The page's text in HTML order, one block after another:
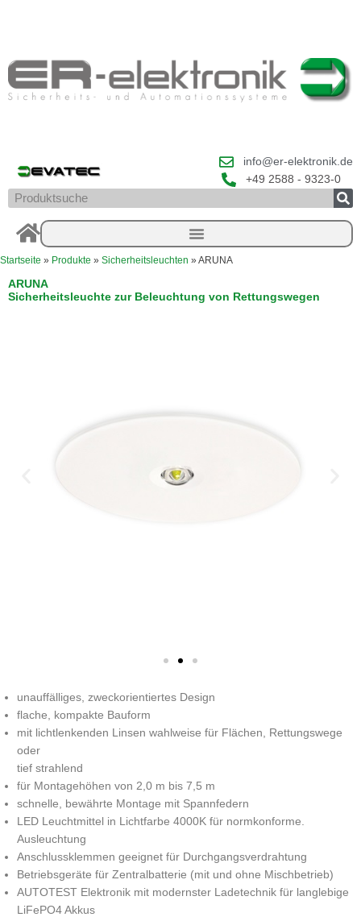
info@er-elektronik.de
+49 2588 - 9323-0
Suche
Startseite » Produkte » Sicherheitsleuchten » ARUNA
unauffälliges, zweckorientiertes Design
flache, kompakte Bauform
mit lichtlenkenden Linsen wahlweise für Flächen, Rettungswege
oder
tief strahlend
für Montagehöhen von 2,0 m bis 7,5 m
schnelle, bewährte Montage mit Spannfedern
LED Leuchtmittel in Lichtfarbe 4000K für normkonforme.
Ausleuchtung
Anschlussklemmen geeignet für Durchgangsverdrahtung
Betriebsgeräte für Zentralbatterie (mit und ohne Mischbetrieb)
AUTOTEST Elektronik mit modernster Ladetechnik für langlebige
LiFePO4 Akkus
ARUNA
Sicherheitsleuchte zur Beleuchtung von Rettungswegen